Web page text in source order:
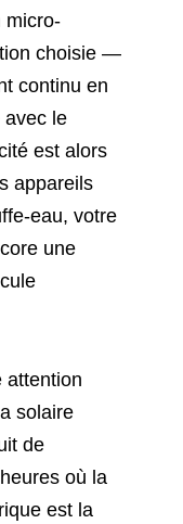
micro-
choisie —
continu en
avec le
est alors
appareils
eau, votre
une
attention
solaire
de
où la
est la